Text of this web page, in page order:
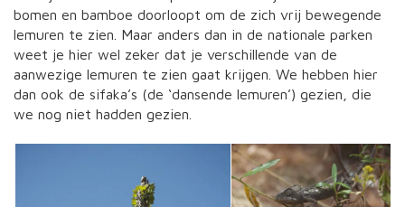
bomen en bamboe doorloopt om de zich vrij bewegende
lemuren te zien. Maar anders dan in de nationale parken
weet je hier wel zeker dat je verschillende van de
aanwezige lemuren te zien gaat krijgen. We hebben hier
dan ook de sifaka’s (de ‘dansende lemuren’) gezien, die
we nog niet hadden gezien.